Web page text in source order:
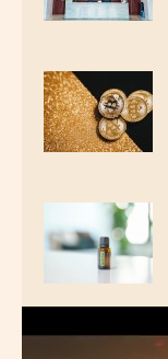
频